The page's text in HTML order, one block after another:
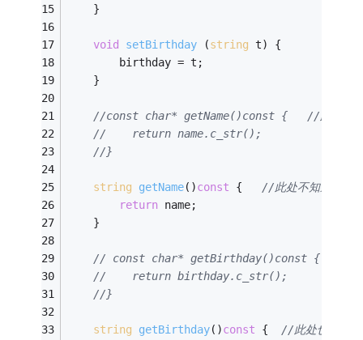
    }
void setBirthday (string t)
{
        birthday = t;
    }
//const char* getName()const {   //此处不知
//    return name.c_str();
//}
string getName()const { //此处不知道该如
return name;
    }
// const char* getBirthday()const {  //此处也
//    return birthday.c_str();
//}
string getBirthday()const { //此处也是一样